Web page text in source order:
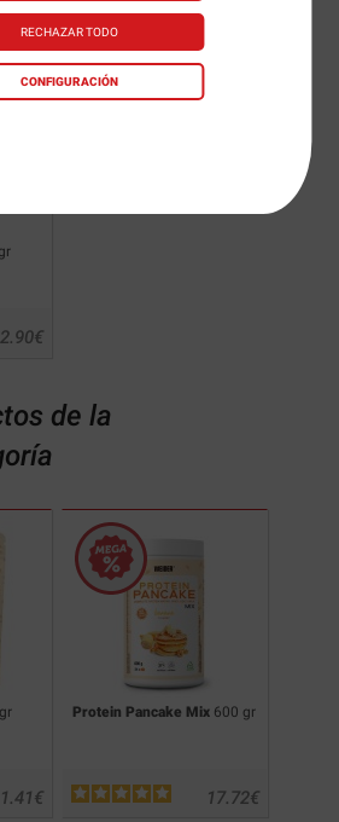
RECHAZAR TODO
CONFIGURACIÓN
€
de la
€
Protein Pancake Mix 600 gr
€
17.72